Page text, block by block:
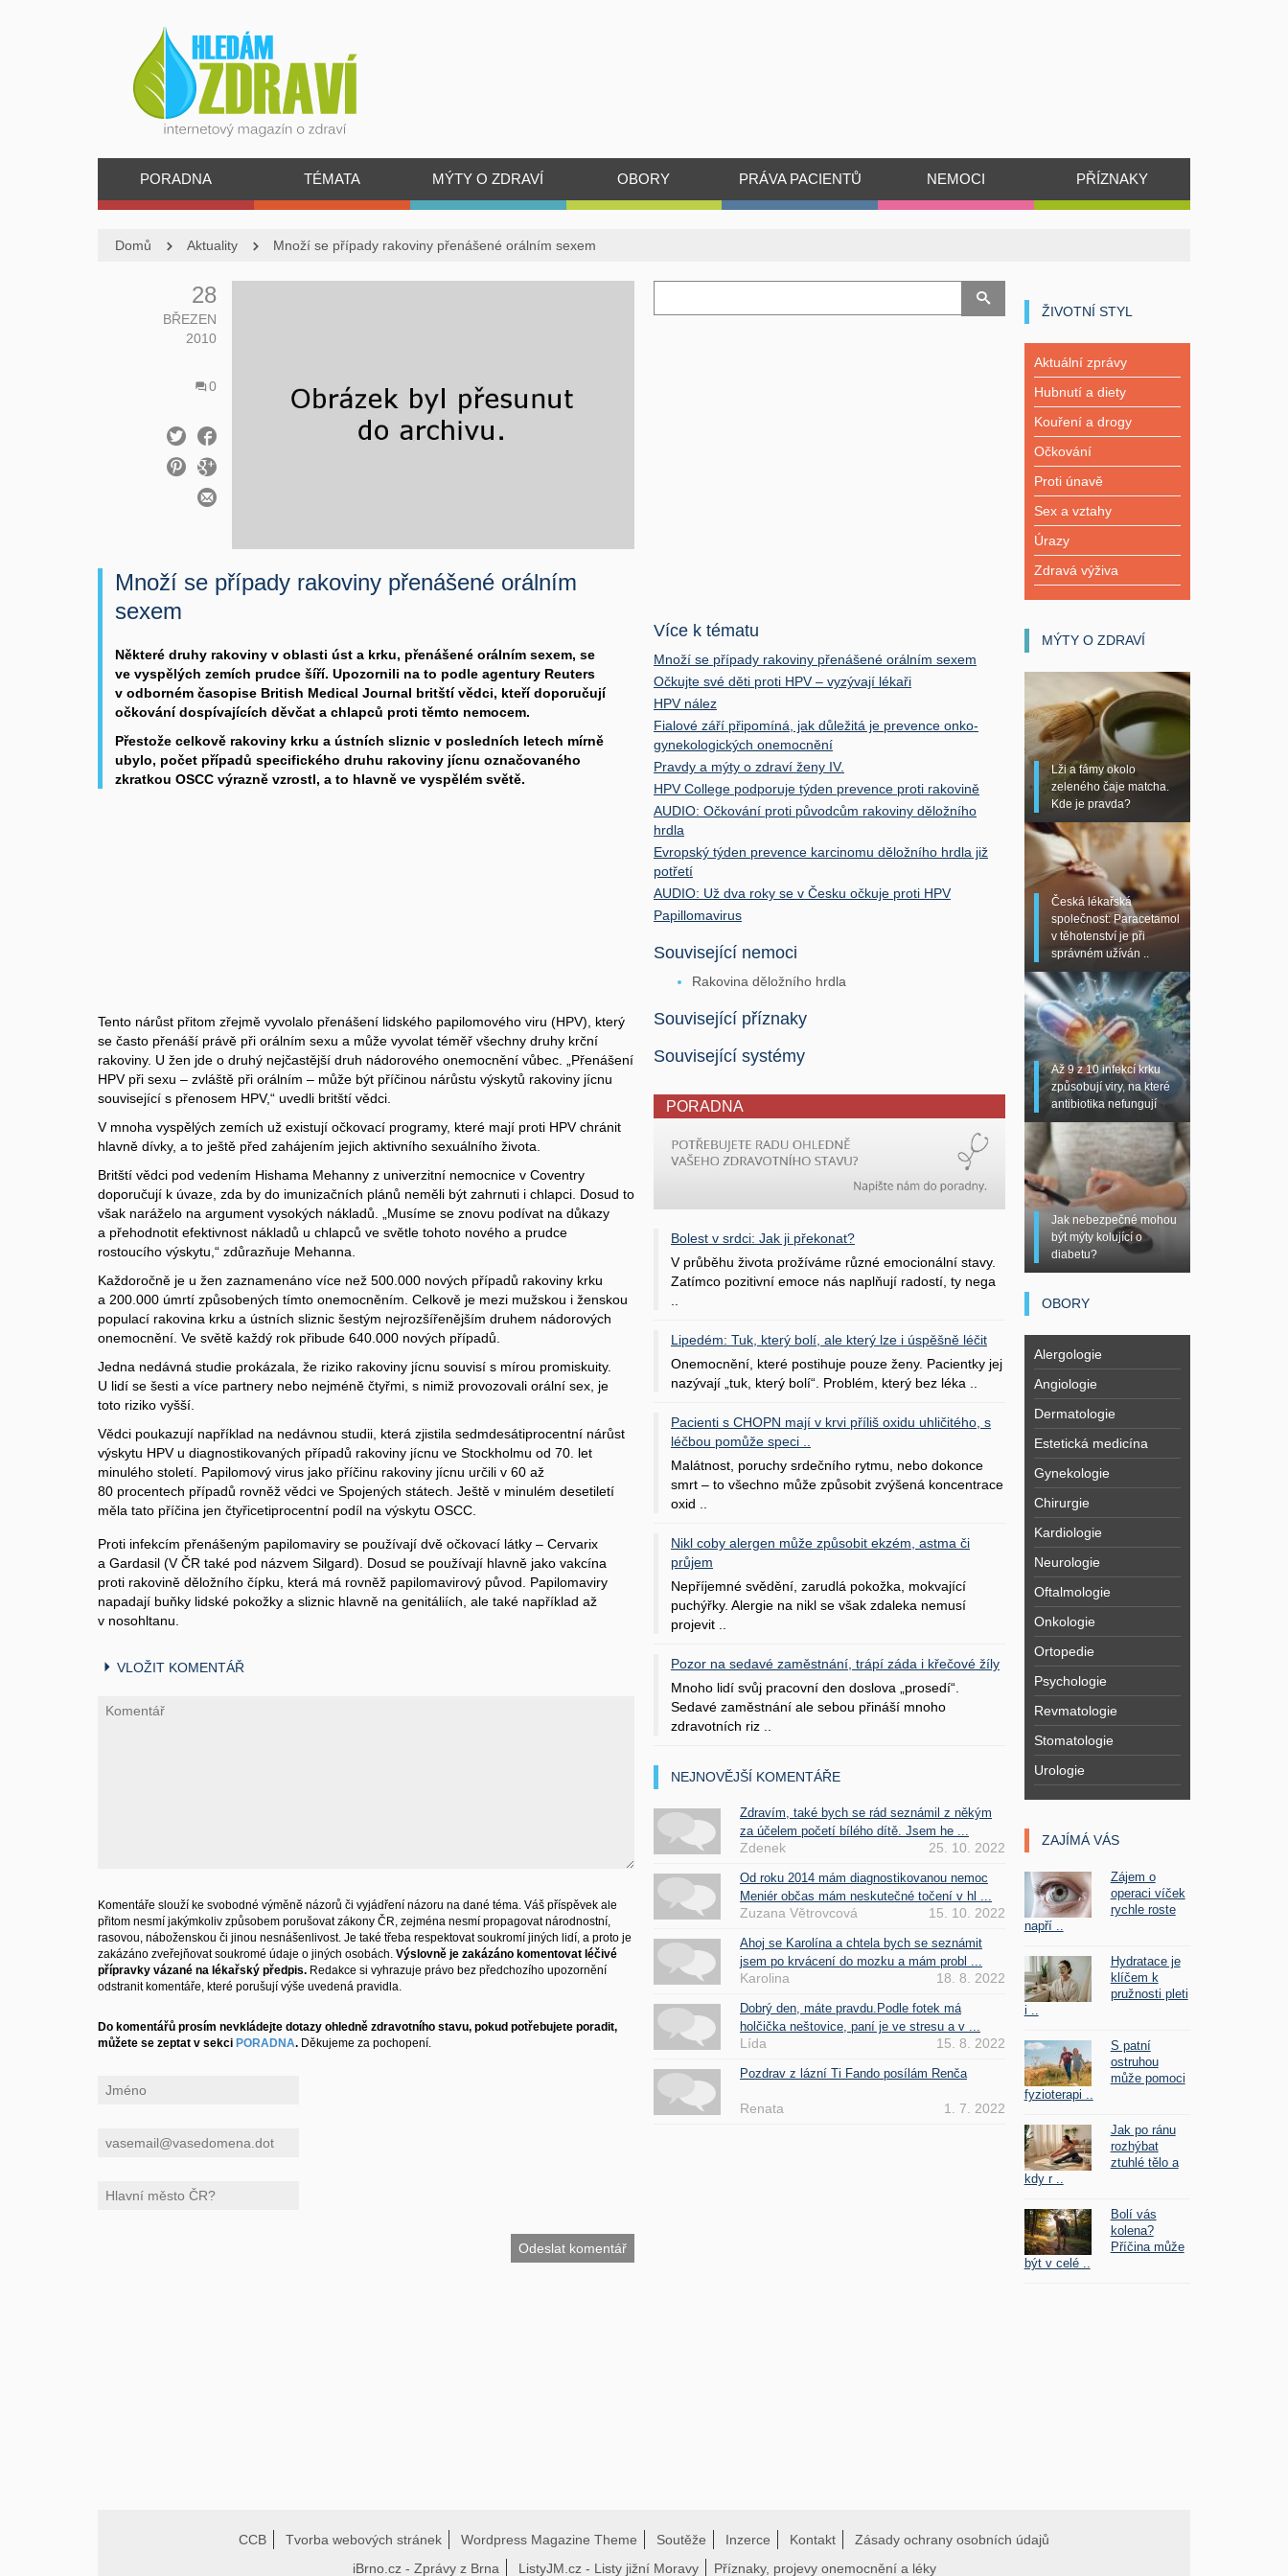
PORADNA TÉMATA MÝTY O ZDRAVÍ OBORY PRÁVA PACIENTŮ NEMOCI PŘÍZNAKY
Domů Aktuality Množí se případy rakoviny přenášené orálním sexem
28
BŘEZEN
2010
0
Množí se případy rakoviny přenášené orálním
sexem
Některé druhy rakoviny v oblasti úst a krku, přenášené orálním sexem, se
ve vyspělých zemích prudce šíří. Upozornili na to podle agentury Reuters
v odborném časopise British Medical Journal britští vědci, kteří doporučují
očkování dospívajících děvčat a chlapců proti těmto nemocem.
Přestože celkově rakoviny krku a ústních sliznic v posledních letech mírně
ubylo, počet případů specifického druhu rakoviny jícnu označovaného
zkratkou OSCC výrazně vzrostl, a to hlavně ve vyspělém světě.
Tento nárůst přitom zřejmě vyvolalo přenášení lidského papilomového viru (HPV), který
se často přenáší právě při orálním sexu a může vyvolat téměř všechny druhy krční
rakoviny. U žen jde o druhý nejčastější druh nádorového onemocnění vůbec. „Přenášení
HPV při sexu – zvláště při orálním – může být příčinou nárůstu výskytů rakoviny jícnu
související s přenosem HPV,“ uvedli britští vědci.
V mnoha vyspělých zemích už existují očkovací programy, které mají proti HPV chránit
hlavně dívky, a to ještě před zahájením jejich aktivního sexuálního života.
Britští vědci pod vedením Hishama Mehanny z univerzitní nemocnice v Coventry
doporučují k úvaze, zda by do imunizačních plánů neměli být zahrnuti i chlapci. Dosud to
však naráželo na argument vysokých nákladů. „Musíme se znovu podívat na důkazy
a přehodnotit efektivnost nákladů u chlapců ve světle tohoto nového a prudce
rostoucího výskytu,“ zdůrazňuje Mehanna.
Každoročně je u žen zaznamenáno více než 500.000 nových případů rakoviny krku
a 200.000 úmrtí způsobených tímto onemocněním. Celkově je mezi mužskou i ženskou
populací rakovina krku a ústních sliznic šestým nejrozšířenějším druhem nádorových
onemocnění. Ve světě každý rok přibude 640.000 nových případů.
Jedna nedávná studie prokázala, že riziko rakoviny jícnu souvisí s mírou promiskuity.
U lidí se šesti a více partnery nebo nejméně čtyřmi, s nimiž provozovali orální sex, je
toto riziko vyšší.
Vědci poukazují například na nedávnou studii, která zjistila sedmdesátiprocentní nárůst
výskytu HPV u diagnostikovaných případů rakoviny jícnu ve Stockholmu od 70. let
minulého století. Papilomový virus jako příčinu rakoviny jícnu určili v 60 až
80 procentech případů rovněž vědci ve Spojených státech. Ještě v minulém desetiletí
měla tato příčina jen čtyřicetiprocentní podíl na výskytu OSCC.
Proti infekcím přenášeným papilomaviry se používají dvě očkovací látky – Cervarix
a Gardasil (V ČR také pod názvem Silgard) . Dosud se používají hlavně jako vakcína
proti rakovině děložního čípku, která má rovněž papilomavirový původ. Papilomaviry
napadají buňky lidské pokožky a sliznic hlavně na genitáliích, ale také například až
v nosohltanu.
VLOŽIT KOMENTÁŘ
Komentáře slouží ke svobodné výměně názorů či vyjádření názoru na dané téma. Váš příspěvek ale
přitom nesmí jakýmkoliv způsobem porušovat zákony ČR, zejména nesmí propagovat národnostní,
rasovou, náboženskou či jinou nesnášenlivost. Je také třeba respektovat soukromí jiných lidí, a proto je
zakázáno zveřejňovat soukromé údaje o jiných osobách. Výslovně je zakázáno komentovat léčivé
přípravky vázané na lékařský předpis. Redakce si vyhrazuje právo bez předchozího upozornění
odstranit komentáře, které porušují výše uvedená pravidla.
Do komentářů prosím nevkládejte dotazy ohledně zdravotního stavu, pokud potřebujete poradit,
můžete se zeptat v sekci PORADNA. Děkujeme za pochopení.
Více k tématu
Množí se případy rakoviny přenášené orálním sexem
Očkujte své děti proti HPV – vyzývají lékaři
HPV nález
Fialové září připomíná, jak důležitá je prevence onko-
gynekologických onemocnění
Pravdy a mýty o zdraví ženy IV.
HPV College podporuje týden prevence proti rakovině
AUDIO: Očkování proti původcům rakoviny děložního
hrdla
Evropský týden prevence karcinomu děložního hrdla již
potřetí
AUDIO: Už dva roky se v Česku očkuje proti HPV
Papillomavirus
Související nemoci
Rakovina děložního hrdla
Související příznaky
Související systémy
PORADNA
Bolest v srdci: Jak ji překonat?
V průběhu života prožíváme různé emocionální stavy.
Zatímco pozitivní emoce nás naplňují radostí, ty nega
Lipedém: Tuk, který bolí, ale který lze i úspěšně léčit
Onemocnění, které postihuje pouze ženy. Pacientky jej
nazývají „tuk, který bolí“. Problém, který bez léka ..
Pacienti s CHOPN mají v krvi příliš oxidu uhličitého, s
léčbou pomůže speci ..
Malátnost, poruchy srdečního rytmu, nebo dokonce
smrt – to všechno může způsobit zvýšená koncentrace
oxid ..
Nikl coby alergen může způsobit ekzém, astma či
průjem
Nepříjemné svědění, zarudlá pokožka, mokvající
puchýřky. Alergie na nikl se však zdaleka nemusí
projevit ..
Pozor na sedavé zaměstnání, trápí záda i křečové žíly
Mnoho lidí svůj pracovní den doslova „prosedí“.
Sedavé zaměstnání ale sebou přináší mnoho
zdravotních riz ..
NEJNOVĚJŠÍ KOMENTÁŘE
Zdravím, také bych se rád seznámil z někým
za účelem početí bílého dítě. Jsem he ...
Zdenek 25. 10. 2022
Od roku 2014 mám diagnostikovanou nemoc
Meniér občas mám neskutečné točení v hl ...
Zuzana Větrovcová 15. 10. 2022
Ahoj se Karolína a chtela bych se seznámit
jsem po krvácení do mozku a mám probl ...
Karolina 18. 8. 2022
Dobrý den, máte pravdu.Podle fotek má
holčička neštovice, paní je ve stresu a v ...
Lída 15. 8. 2022
Pozdrav z lázní Ti Fando posílám Renča
Renata 1. 7. 2022
ŽIVOTNÍ STYL
Aktuální zprávy
Hubnutí a diety
Kouření a drogy
Očkování
Proti únavě
Sex a vztahy
Úrazy
Zdravá výživa
MÝTY O ZDRAVÍ
Lži a fámy okolo
zeleného čaje matcha.
Kde je pravda?
Česká lékařská
společnost: Paracetamol
v těhotenství je při
správném užíván ..
Až 9 z 10 infekcí krku
způsobují viry, na které
antibiotika nefungují
Jak nebezpečné mohou
být mýty kolující o
diabetu?
OBORY
Alergologie
Angiologie
Dermatologie
Estetická medicína
Gynekologie
Chirurgie
Kardiologie
Neurologie
Oftalmologie
Onkologie
Ortopedie
Psychologie
Revmatologie
Stomatologie
Urologie
ZAJÍMÁ VÁS
Zájem o
operaci víček
rychle roste
napří ..
Hydratace je
klíčem k
pružnosti pleti
i ..
S patní
ostruhou
může pomoci
fyzioterapi ..
Jak po ránu
rozhýbat
ztuhlé tělo a
kdy r ..
Bolí vás
kolena?
Příčina může
být v celé ..
CCB Tvorba webových stránek Wordpress Magazine Theme Soutěže Inzerce Kontakt
Zásady ochrany osobních údajů
iBrno.cz - Zprávy z Brna
ListyJM.cz - Listy jižní Moravy Příznaky, projevy onemocnění a léky